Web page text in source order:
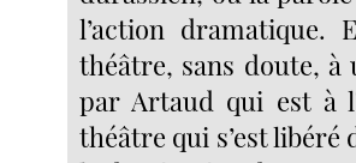
l’action dramatique.
théâtre, sans doute, à
par Artaud qui est à
théâtre qui s’est